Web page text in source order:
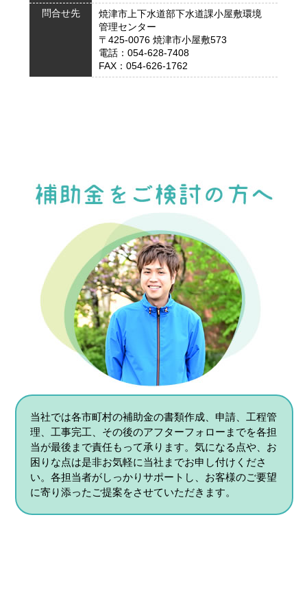
問合せ先
焼津市上下水道部下水道課小屋敷環境
管理センター
〒425-0076 焼津市小屋敷573
電話：054-628-7408
FAX：054-626-1762
当社では各市町村の補助金の書類作成、申請、工程管
理、工事完工、その後のアフターフォローまでを各担
当が最後まで責任もって承ります。気になる点や、お
困りな点は是非お気軽に当社までお申し付けくださ
い。各担当者がしっかりサポートし、お客様のご要望
に寄り添ったご提案をさせていただきます。